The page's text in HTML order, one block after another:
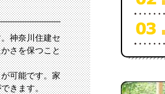
神奈川住建セ
さを保つこと
可能です。家
きます。